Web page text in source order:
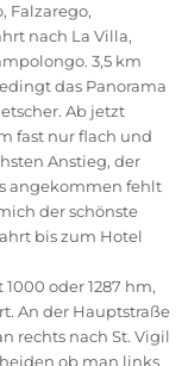
Falzarego,
nach La Villa,
3,5 km
das Panorama
Ab jetzt
fast nur flach und
Anstieg, der
angekommen fehlt
der schönste
bis zum Hotel
oder 1287 hm,
An der Hauptstraße
rechts nach St. Vigil
ob man links